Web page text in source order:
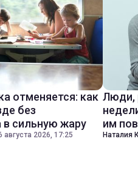
отменяется: как
без
в сильную жару
августа 2026, 17:25
Люди,
им
Наталия